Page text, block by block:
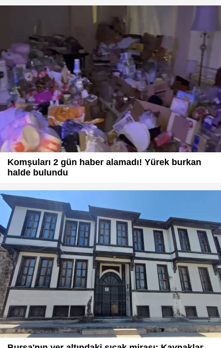
Komşuları 2 gün haber alamadı! Yürek burkan
halde bulundu